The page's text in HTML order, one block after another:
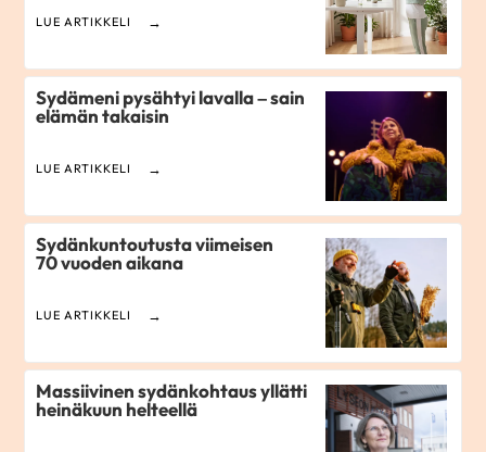
LUE ARTIKKELI
Sydämeni pysähtyi lavalla – sain
elämän takaisin
LUE ARTIKKELI
Sydänkuntoutusta viimeisen
70 vuoden aikana
LUE ARTIKKELI
Massiivinen sydänkohtaus yllätti
heinäkuun helteellä